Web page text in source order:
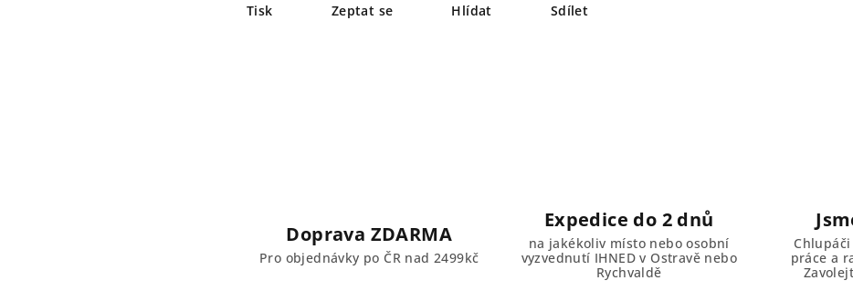
Tisk Zeptat se Hlídat Sdílet
Doprava ZDARMA
Pro objednávky po ČR nad 2499kč
Expedice do 2 dnů
na jakékoliv místo nebo osobní
vyzvednutí IHNED v Ostravě nebo
Rychvaldě
práce a